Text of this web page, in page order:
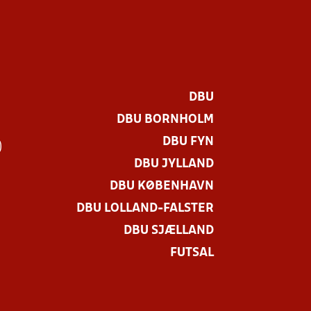
DBU
DBU BORNHOLM
DBU FYN
DBU JYLLAND
DBU KØBENHAVN
DBU LOLLAND-FALSTER
DBU SJÆLLAND
FUTSAL